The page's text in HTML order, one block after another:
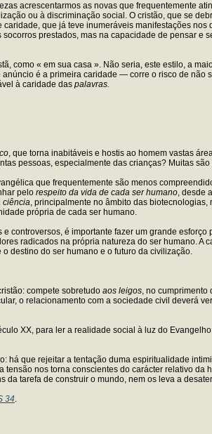
acrescentarmos as novas que frequentemente
ou à discriminação social. O cristão, que se
que já teve inumeráveis manifestações
prestados, mas na capacidade de pensar
como « em sua casa ». Não seria, este estilo, a
é a primeira caridade — corre o risco de
à caridade das palavras.
, que torna inabitáveis e hostis ao homem vastas
pessoas, especialmente das crianças? Muitas
que frequentemente são menos
pelo respeito da vida de cada ser humano, desde
ciência, principalmente no âmbito das
própria de cada ser humano.
controversos, é importante fazer um grande
radicados na própria natureza do ser humano.
destino do ser humano e o futuro da civilização.
compete sobretudo aos leigos, no cumprimento
o relacionamento com a sociedade civil deverá
XX, para ler a realidade social à luz do
há que rejeitar a tentação duma espiritualidade
nos torna conscientes do carácter relativo
da tarefa de construir o mundo, nem os leva a
34.